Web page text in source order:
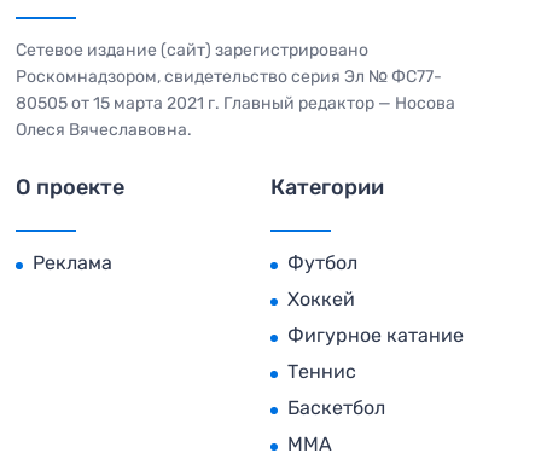
Сетевое издание (сайт) зарегистрировано
Роскомнадзором, свидетельство серия Эл № ФС77-
80505 от 15 марта 2021 г. Главный редактор — Носова
Олеся Вячеславовна.
О проекте
Реклама
Категории
Футбол
Хоккей
Фигурное катание
Теннис
Баскетбол
MMA